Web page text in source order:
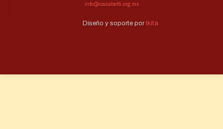
info@casabetti.org.mx
Diseño y soporte por Ikita